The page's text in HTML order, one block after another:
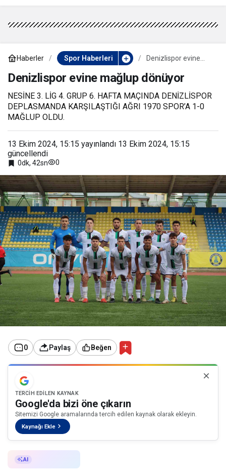
Haberler Spor Haberleri
Denizlispor evine
Denizlispor evine mağlup dönüyor
NESİNE 3. LİG 4. GRUP 6. HAFTA MAÇINDA DENİZLİSPOR
DEPLASMANDA KARŞILAŞTIĞI AĞRI 1970 SPOR’A 1-0
MAĞLUP OLDU.
13 Ekim 2024, 15:15 yayınlandı 13 Ekim 2024, 15:15
güncellendi
0dk, 42sn 0
0 Paylaş Beğen
TERCIH EDILEN KAYNAK
Google'da bizi öne çıkarın
Sitemizi Google aramalarında tercih edilen kaynak olarak ekleyin.
Kaynağı Ekle
AI